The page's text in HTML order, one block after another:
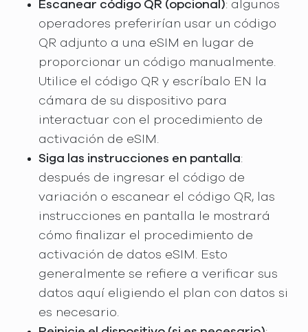
Escanear código QR (opcional): algunos
operadores preferirían usar un código
QR adjunto a una eSIM en lugar de
proporcionar un código manualmente.
Utilice el código QR y escríbalo EN la
cámara de su dispositivo para
interactuar con el procedimiento de
activación de eSIM.
Siga las instrucciones en pantalla:
después de ingresar el código de
variación o escanear el código QR, las
instrucciones en pantalla le mostrará
cómo finalizar el procedimiento de
activación de datos eSIM. Esto
generalmente se refiere a verificar sus
datos aquí eligiendo el plan con datos si
es necesario.